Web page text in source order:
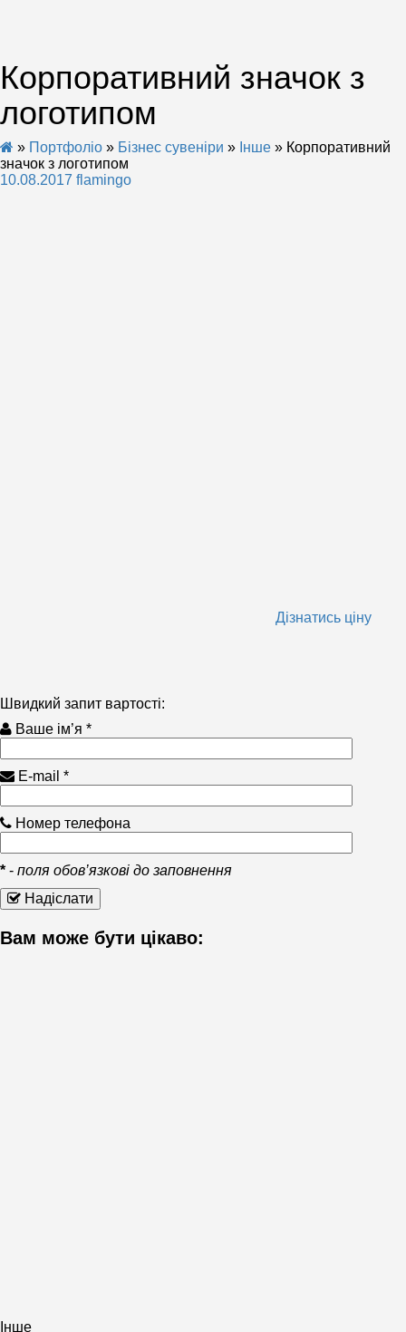
Корпоративний значок з
логотипом
» Портфоліо » Бізнес сувеніри » Інше » Корпоративний
значок з логотипом
10.08.2017 flamingo
Дізнатись ціну
Швидкий запит вартості:
Ваше ім’я *
E-mail *
Номер телефона
* - поля обов’язкові до заповнення
Надіслати
Вам може бути цікаво:
Інше